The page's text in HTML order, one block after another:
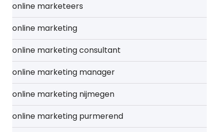
online marketeers
online marketing
online marketing consultant
online marketing manager
online marketing nijmegen
online marketing purmerend